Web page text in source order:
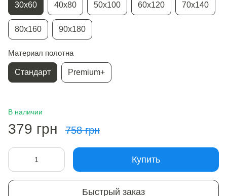
30х60 40х80 50х100 60х120 70х140
80х160 90х180
Материал полотна
Стандарт Premium+
В наличии
379 грн 758 грн
Купить
Быстрый заказ